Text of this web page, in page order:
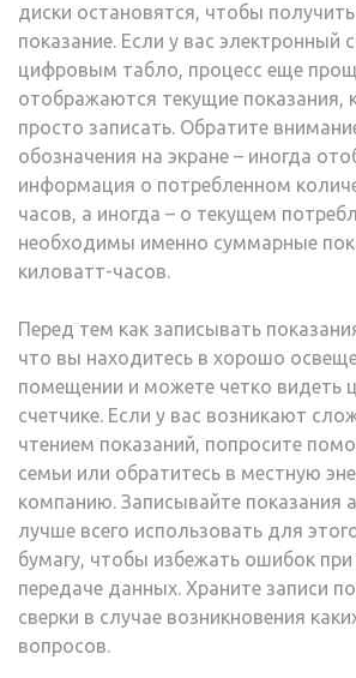
диски остановятся, чтобы
показание. Если у вас электронный
цифровым табло, процесс еще
отображаются текущие показания,
просто записать. Обратите
обозначения на экране – иногда
информация о потребленном
часов, а иногда – о текущем
необходимы именно суммарные
киловатт-часов.
Перед тем как записывать
что вы находитесь в хорошо
помещении и можете четко видеть
счетчике. Если у вас возникают
чтением показаний, попросите
семьи или обратитесь в местную
компанию. Записывайте показания
лучше всего использовать для
бумагу, чтобы избежать ошибок
передаче данных. Храните записи
сверки в случае возникновения
вопросов.